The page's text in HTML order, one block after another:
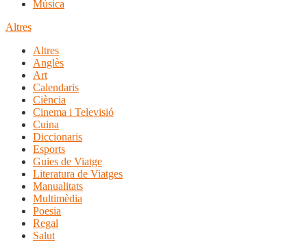
Música
Altres
Altres
Anglès
Art
Calendaris
Ciència
Cinema i Televisió
Cuina
Diccionaris
Esports
Guies de Viatge
Literatura de Viatges
Manualitats
Multimèdia
Poesia
Regal
Salut